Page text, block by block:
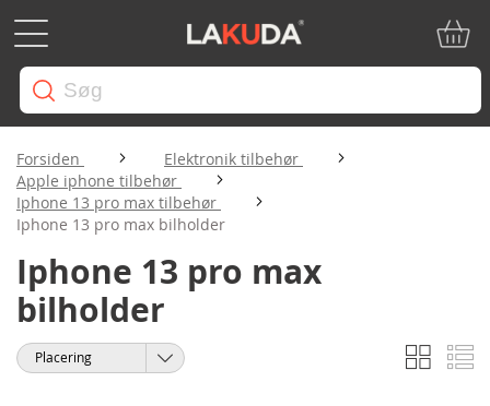
Forsiden
Elektronik tilbehør
Apple iphone tilbehør
Iphone 13 pro max tilbehør
Iphone 13 pro max bilholder
Iphone 13 pro max
bilholder
Vis
som
Gitter
Sorter